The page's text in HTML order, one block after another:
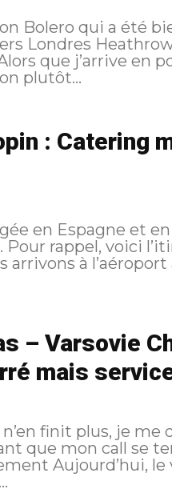
Bolero qui a été
Heathrow. Pour
plutôt...
: Catering
en Espagne et
– Varsovie
mais
finit plus, je me
mon call se